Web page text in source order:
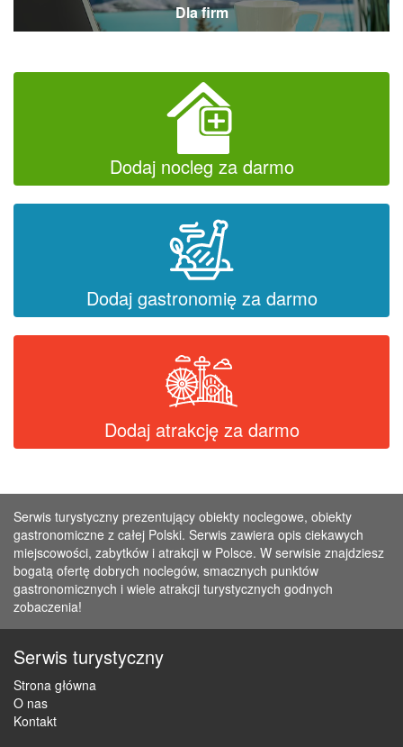
Dla firm
Dodaj nocleg za darmo
Dodaj gastronomię za darmo
Dodaj atrakcję za darmo
Serwis turystyczny prezentujący obiekty noclegowe, obiekty
gastronomiczne z całej Polski. Serwis zawiera opis ciekawych
miejscowości, zabytków i atrakcji w Polsce. W serwisie znajdziesz
bogatą ofertę dobrych noclegów, smacznych punktów
gastronomicznych i wiele atrakcji turystycznych godnych
zobaczenia!
Serwis turystyczny
Strona główna
O nas
Kontakt